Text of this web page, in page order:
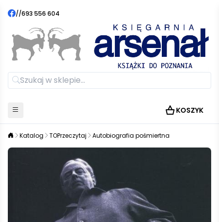
//693 556 604
KOSZYK
Katalog TOPrzeczytaj Autobiografia pośmiertna